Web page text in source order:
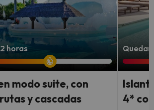
horas
modo suite, con
y cascadas
Quedan
4*